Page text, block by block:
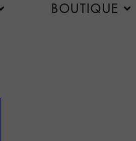
BOUTIQUE